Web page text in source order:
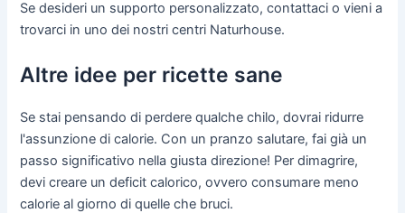
Se desideri un supporto personalizzato, contattaci o vieni a
trovarci in uno dei nostri centri Naturhouse.
Altre idee per ricette sane
Se stai pensando di perdere qualche chilo, dovrai ridurre
l'assunzione di calorie. Con un pranzo salutare, fai già un
passo significativo nella giusta direzione! Per dimagrire,
devi creare un deficit calorico, ovvero consumare meno
calorie al giorno di quelle che bruci.